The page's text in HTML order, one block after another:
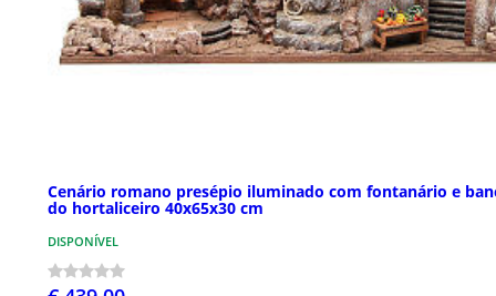
Cenário romano presépio iluminado com fontanário e
do hortaliceiro 40x65x30 cm
DISPONÍVEL